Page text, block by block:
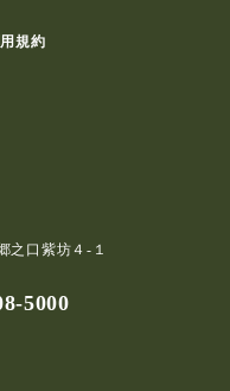
規約
之口紫坊４-１
5000